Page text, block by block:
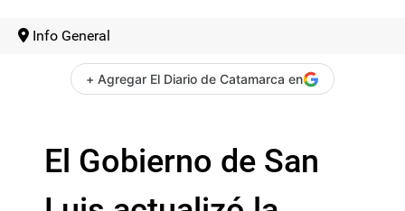
Info General
+ Agregar El Diario de Catamarca en
El Gobierno de San